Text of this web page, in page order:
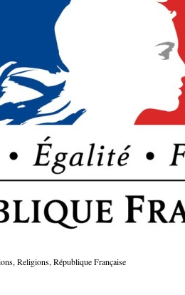
, Religions, République Française